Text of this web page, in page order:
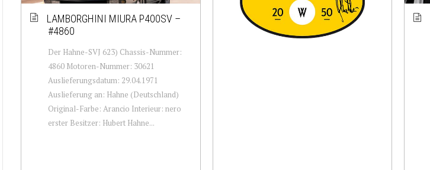
LAMBORGHINI MIURA P400SV –
#4860
Der Hahne-SVJ 623) Chassis-Nummer:
4860 Motoren-Nummer: 30621
Auslieferungsdatum: 29.04.1971
Auslieferung an: Hahne (Deutschland)
Original-Farbe: Arancio Interieur: nero
erster Besitzer: Hubert Hahne...